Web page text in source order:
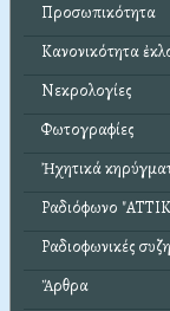
Προσωπικότητα
Κανονικότητα
Νεκρολογίες
Φωτογραφίες
Ἠχητικά
Ραδιόφωνο
Ραδιοφωνικές
Ἄρθρα